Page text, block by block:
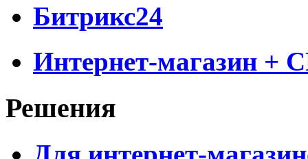
Битрикс24
Интернет-магазин +
Решения